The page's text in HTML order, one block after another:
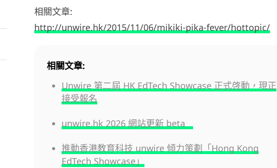
相關文章:
http://unwire.hk/2015/11/06/mikiki-pika-fever/hottopic/
相關文章:
Unwire 第二屆 HK EdTech Showcase 正式啓動，現正
接受報名
unwire.hk 2026 網站更新 beta
推動香港教育科技 unwire 傾力策劃「Hong Kong
EdTech Showcase」